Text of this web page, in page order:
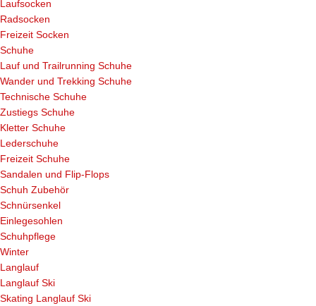
Laufsocken
Radsocken
Freizeit Socken
Schuhe
Lauf und Trailrunning Schuhe
Wander und Trekking Schuhe
Technische Schuhe
Zustiegs Schuhe
Kletter Schuhe
Lederschuhe
Freizeit Schuhe
Sandalen und Flip-Flops
Schuh Zubehör
Schnürsenkel
Einlegesohlen
Schuhpflege
Winter
Langlauf
Langlauf Ski
Skating Langlauf Ski